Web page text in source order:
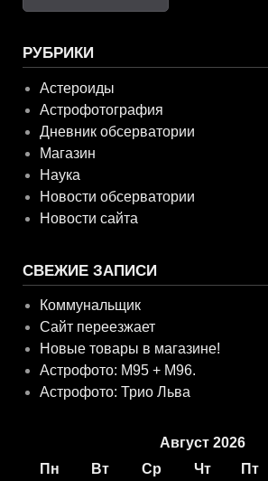
РУБРИКИ
Астероиды
Астрофотография
Дневник обсерватории
Магазин
Наука
Новости обсерватории
Новости сайта
СВЕЖИЕ ЗАПИСИ
Коммунальщик
Сайт переезжает
Новые товары в магазине!
Астрофото: M95 + M96.
Астрофото: Трио Льва
Август 2026
Пн
Вт Ср Чт Пт